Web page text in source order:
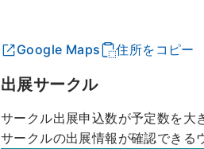
Google Maps 住所をコピー
出展サークル
サークル出展申込数が予定数を大
サークルの出展情報が確認できる